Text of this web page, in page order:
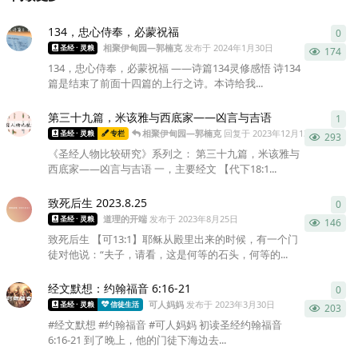
134，忠心侍奉，必蒙祝福
圣经 · 灵粮 相聚伊甸园—郭楠克 发布于 2024年1月30日 174
134，忠心侍奉，必蒙祝福 ——诗篇134灵修感悟 诗134
篇是结束了前面十四篇的上行之诗。本诗给我...
0
第三十九篇，米该雅与西底家——凶言与吉语
圣经 · 灵粮 专栏 相聚伊甸园—郭楠克回复于 2023年12月13日 293
《圣经人物比较研究》系列之： 第三十九篇，米该雅与
西底家——凶言与吉语 一，主要经文 【代下18:1...
1
致死后生 2023.8.25
圣经 · 灵粮 道理的开端 发布于 2023年8月25日 146
致死后生 【可13:1】耶稣从殿里出来的时候，有一个门
徒对他说：“夫子，请看，这是何等的石头，何等的...
0
经文默想：约翰福音 6:16‭-‬21
圣经 · 灵粮 信徒生活 可人妈妈发布于 2023年3月30日 203
#经文默想 #约翰福音 #可人妈妈 初读圣经约翰福音
6:16‭-‬21 到了晚上，他的门徒下海边去...
0